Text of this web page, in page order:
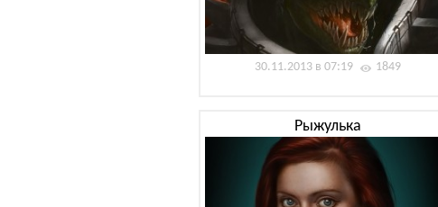
30.11.2013 в 07:19 1849
Рыжулька